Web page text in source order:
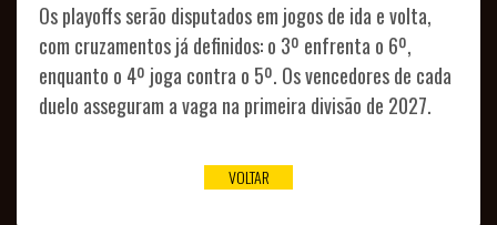
Os playoffs serão disputados em jogos de ida e volta,
com cruzamentos já definidos: o 3º enfrenta o 6º,
enquanto o 4º joga contra o 5º. Os vencedores de cada
duelo asseguram a vaga na primeira divisão de 2027.
VOLTAR